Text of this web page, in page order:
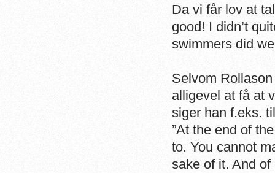
Da vi får lov at
good! I didn’t
swimmers did
Selvom
alligevel at få at
siger han f.eks.
”At the end of
to. You cannot
sake of it. And